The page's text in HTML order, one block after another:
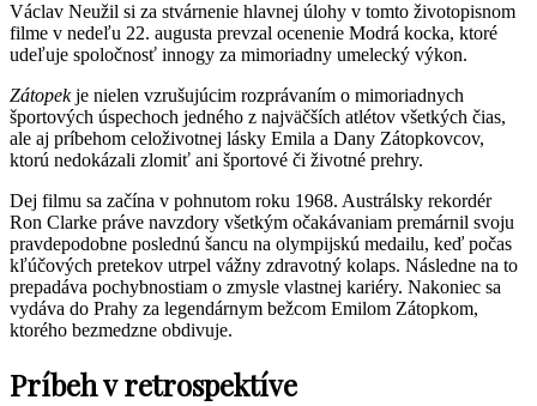
Václav Neužil si za stvárnenie hlavnej úlohy v tomto životopisnom
filme v nedeľu 22. augusta prevzal ocenenie Modrá kocka, ktoré
udeľuje spoločnosť innogy za mimoriadny umelecký výkon.
Zátopekje nielen vzrušujúcim rozprávaním o mimoriadnych
športových úspechoch jedného z najväčších atlétov všetkých čias,
ale aj príbehom celoživotnej lásky Emila a Dany Zátopkovcov,
ktorú nedokázali zlomiť ani športové či životné prehry.
Dej filmu sa začína v pohnutom roku 1968. Austrálsky rekordér
Ron Clarke práve navzdory všetkým očakávaniam premárnil svoju
pravdepodobne poslednú šancu na olympijskú medailu, keď počas
kľúčových pretekov utrpel vážny zdravotný kolaps. Následne na to
prepadáva pochybnostiam o zmysle vlastnej kariéry. Nakoniec sa
vydáva do Prahy za legendárnym bežcom Emilom Zátopkom,
ktorého bezmedzne obdivuje.
Príbeh v retrospektíve